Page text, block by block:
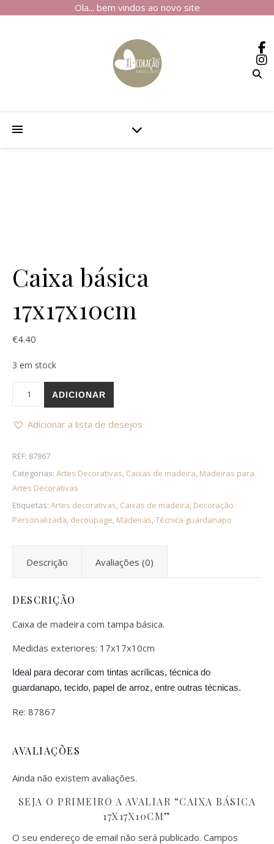
Ola... bem vindos ao novo site
Caixa básica
17x17x10cm
€4.40
3 em stock
Quantidade de Caixa básica 17x17x10cm
ADICIONAR
Adicionar a lista de desejos
REF: 87867
Categorias: Artes Decorativas, Caixas de madeira, Madeiras para
Artes Decorativas
Etiquetas: Artes decorativas, Caixas de madeira, Decoração
Personalizada, decoupage, Madeiras,Técnica guardanapo
Descrição Avaliações (0)
DESCRIÇÃO
Caixa de madeira com tampa básica.
Medidas exteriores: 17x17x10cm
Ideal para decorar com tintas acrílicas, técnica do
guardanapo, tecido, papel de arroz, entre outras técnicas.
Re: 87867
AVALIAÇÕES
Ainda não existem avaliações.
SEJA O PRIMEIRO A AVALIAR “CAIXA BÁSICA
17X17X10CM”
O seu endereço de email não será publicado. Campos